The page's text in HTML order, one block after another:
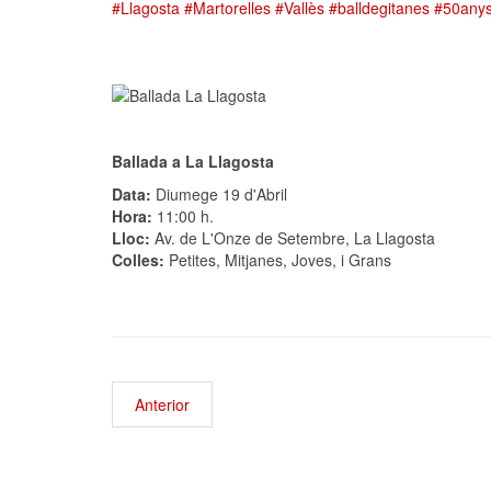
#Llagosta #Martorelles #Vallès #balldegitanes
Ballada a La Llagosta
Data: Diumege 19 d'Abril
Hora: 11:00 h.
Lloc: Av. de L'Onze de Setembre, La Llagosta
Colles: Petites, Mitjanes, Joves, i Grans
Anterior